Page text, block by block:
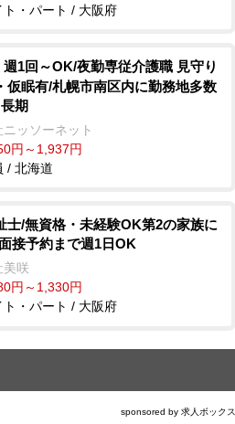
ト・パート / 大阪府
週1回～OK/夜勤専従介護職 見守り
仮眠有/札幌市南区内に勤務地多数
期
ッソーネット
円～1,937円
/ 北海道
士/無資格・未経験OK第2の家族に
接予約まで週1日OK
美咲
円～1,330円
ト・パート / 大阪府
sponsored by 求人ボックス